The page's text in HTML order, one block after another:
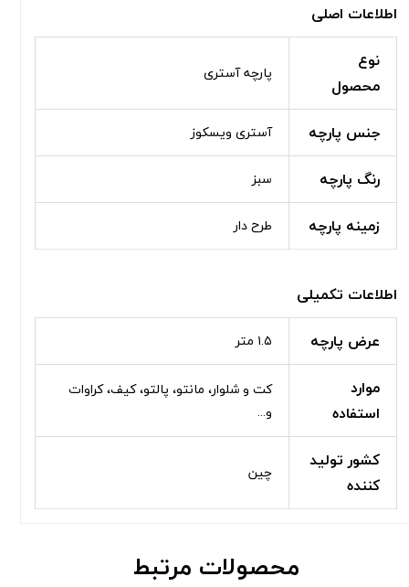
اطلاعات اصلی
نوع
محصول
پارچه آستری
جنس پارچه آستری ویسکوز
رنگ پارچه سبز
زمینه پارچه طرح دار
اطلاعات تکمیلی
عرض پارچه
۱.۵ متر
موارد
استفاده
کت و شلوار، مانتو، پالتو، کیف، کراوات
و...
کشور تولید
کننده
چین
محصولات مرتبط